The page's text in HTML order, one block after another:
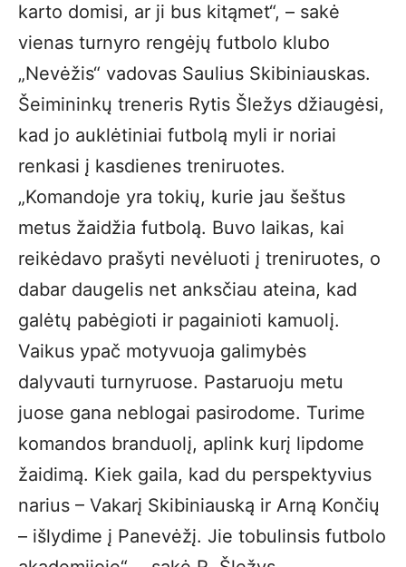
karto domisi, ar ji bus kitąmet“, – sakė
vienas turnyro rengėjų futbolo klubo
„Nevėžis“ vadovas Saulius Skibiniauskas.
Šeimininkų treneris Rytis Šležys džiaugėsi,
kad jo auklėtiniai futbolą myli ir noriai
renkasi į kasdienes treniruotes.
„Komandoje yra tokių, kurie jau šeštus
metus žaidžia futbolą. Buvo laikas, kai
reikėdavo prašyti nevėluoti į treniruotes, o
dabar daugelis net anksčiau ateina, kad
galėtų pabėgioti ir pagainioti kamuolį.
Vaikus ypač motyvuoja galimybės
dalyvauti turnyruose. Pastaruoju metu
juose gana neblogai pasirodome. Turime
komandos branduolį, aplink kurį lipdome
žaidimą. Kiek gaila, kad du perspektyvius
narius – Vakarį Skibiniauską ir Arną Končių
– išlydime į Panevėžį. Jie tobulinsis futbolo